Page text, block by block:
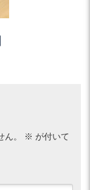
。 ※ が付いて